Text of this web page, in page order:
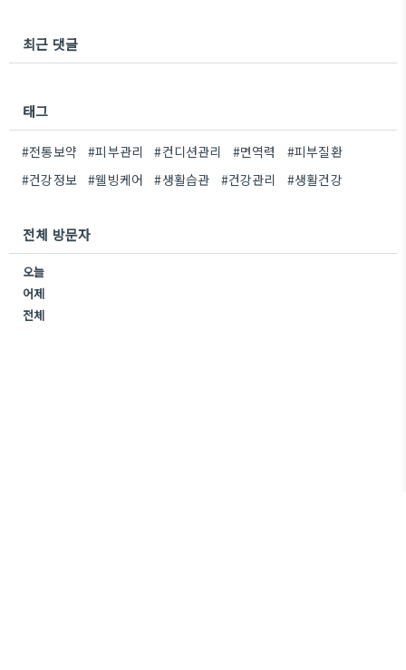
최근 댓글
태그
#전통보약 #피부관리 #컨디션관리 #면역력
#피부질환
#건강정보
#웰빙케어 #생활습관 #건강관리 #생활건강
전체 방문자
오늘
어제
전체